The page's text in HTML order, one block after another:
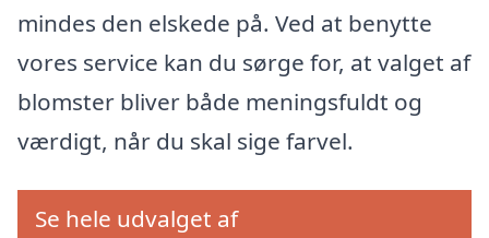
mindes den elskede på. Ved at benytte
vores service kan du sørge for, at valget af
blomster bliver både meningsfuldt og
værdigt, når du skal sige farvel.
Se hele udvalget af